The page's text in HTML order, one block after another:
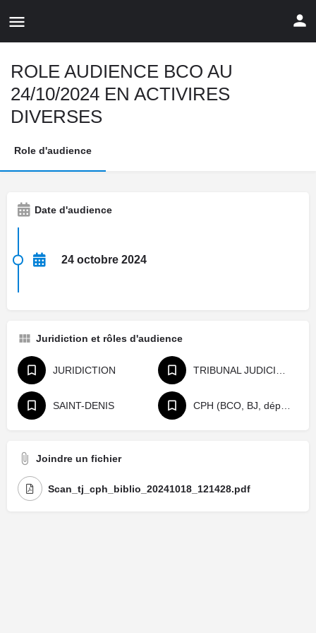
ROLE AUDIENCE BCO AU
24/10/2024 EN ACTIVIRES
DIVERSES
Role d'audience
Date d'audience
24 octobre 2024
Juridiction et rôles d'audience
JURIDICTION
SAINT-DENIS
Joindre un fichier
Scan_tj_cph_biblio_20241018_121428.pdf